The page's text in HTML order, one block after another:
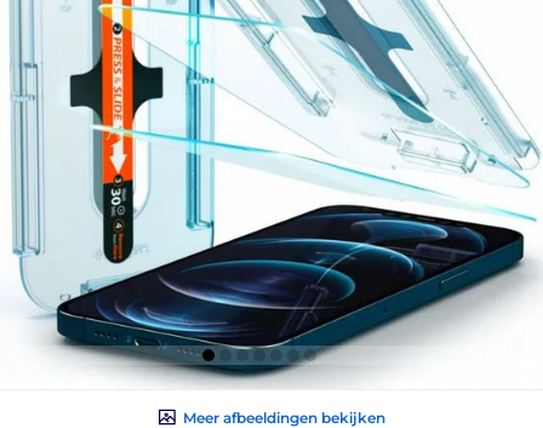
Meer afbeeldingen bekijken